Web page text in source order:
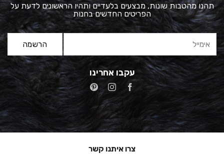
תהנו מהטבות שונות, מבצעים בלעדיים ותהיו הראשונים לדעת על
הפריטים החדשים בחנות
עקבו אחרינו
צרו איתנו קשר